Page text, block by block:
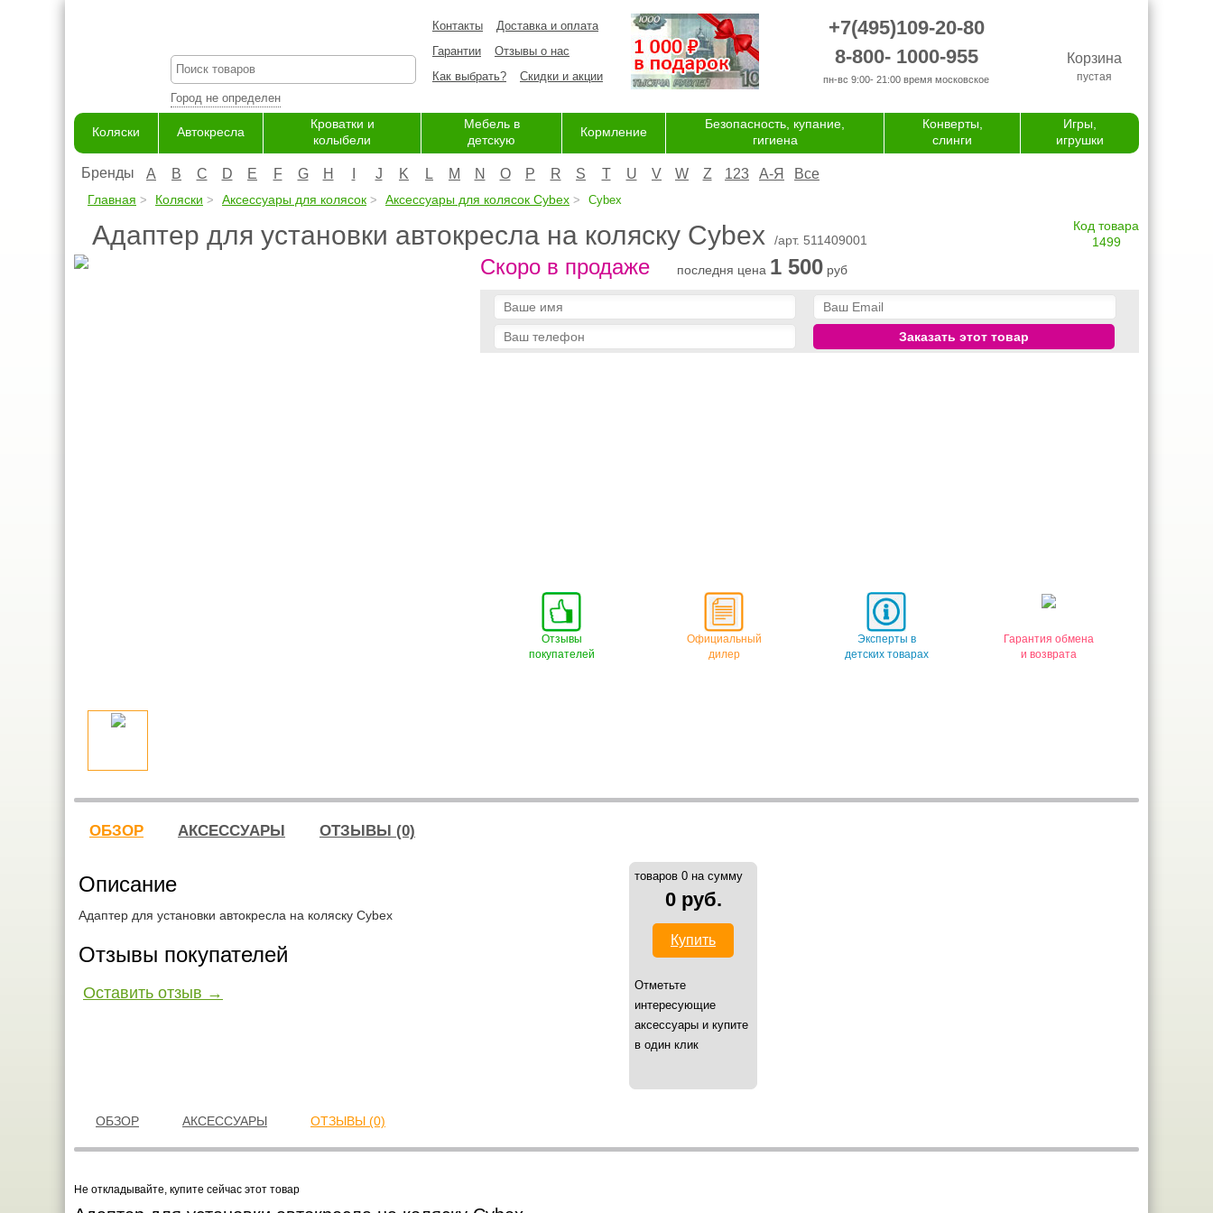
Город не определен
Контакты
Доставка и оплата
Гарантии
Отзывы о нас
Как выбрать?
Скидки и акции
+7(495)109-20-80
8-800- 1000-955
пн-вс 9:00- 21:00 время московское
Корзина
пустая
Коляски Автокресла
Кроватки и
колыбели
Мебель в
детскую
Кормление
Безопасность, купание,
гигиена
Конверты,
слинги
Игры,
игрушки
Бренды A B C D E F G H J K L M N O P R S T U V W Z 123 А-Я Все
Главная Коляски Аксессуары для колясок Аксессуары для колясок Cybex Cybex
Адаптер для установки автокресла на коляску Cybex /арт. 511409001
Код товара
1499
Скоро в продаже последня цена 1 500 руб
Заказать этот товар
Отзывы
покупателей
Официальный
дилер
Эксперты в
детских товарах
Гарантия обмена
и возврата
ОБЗОР АКСЕССУАРЫ ОТЗЫВЫ (0)
Описание
Адаптер для установки автокресла на коляску Cybex
Отзывы покупателей
Оставить отзыв →
товаров 0 на сумму
0 руб.
Купить
Отметьте
интересующие
аксессуары и купите
в один клик
ОБЗОР АКСЕССУАРЫ ОТЗЫВЫ (0)
Не откладывайте, купите сейчас этот товар